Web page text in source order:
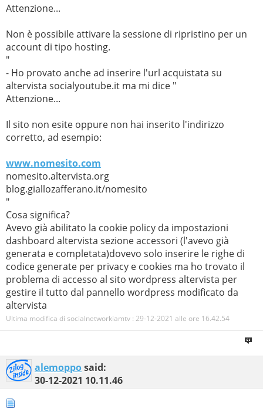
Attenzione...
Non è possibile attivare la sessione di ripristino per un
account di tipo hosting.
"
- Ho provato anche ad inserire l'url acquistata su
altervista socialyoutube.it ma mi dice "
Attenzione...
Il sito non esite oppure non hai inserito l'indirizzo
corretto, ad esempio:
www.nomesito.com
nomesito.altervista.org
blog.giallozafferano.it/nomesito
"
Cosa significa?
Avevo già abilitato la cookie policy da impostazioni
dashboard altervista sezione accessori (l'avevo già
generata e completata)dovevo solo inserire le righe di
codice generate per privacy e cookies ma ho trovato il
problema di accesso al sito wordpress altervista per
gestire il tutto dal pannello wordpress modificato da
altervista
Ultima modifica di socialnetworkiamtv : 29-12-2021 alle ore 16.42.54
alemopposaid:
30-12-2021 10.11.46